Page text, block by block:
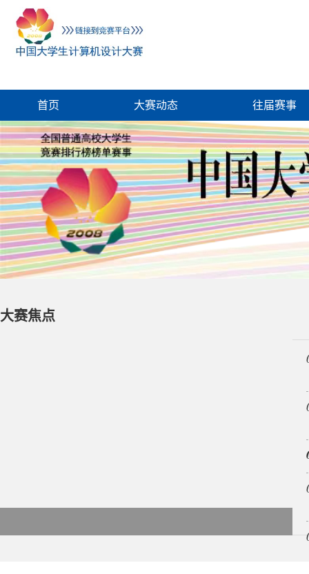
首页 大赛动态 往届赛事
大赛焦点